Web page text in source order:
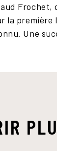
Frochet,
la première
Une